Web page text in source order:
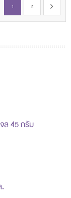
1
2
ดำเนินการต่
ล 45 กรัม